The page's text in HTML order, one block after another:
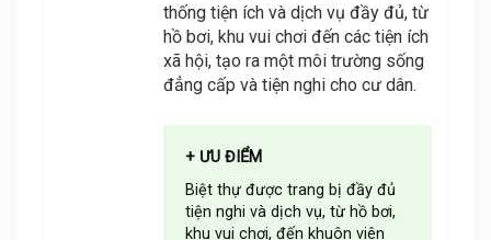
thống tiện ích và dịch vụ đầy đủ, từ
hồ bơi, khu vui chơi đến các tiện ích
xã hội, tạo ra một môi trường sống
đẳng cấp và tiện nghi cho cư dân.
+ ƯU ĐIỂM
Biệt thự được trang bị đầy đủ
tiện nghi và dịch vụ, từ hồ bơi,
khu vui chơi, đến khuôn viên